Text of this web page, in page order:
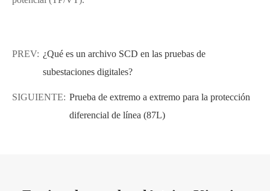
PREV: ¿Qué es un archivo SCD en las pruebas de
subestaciones digitales?
SIGUIENTE: Prueba de extremo a extremo para la protección
diferencial de línea (87L)